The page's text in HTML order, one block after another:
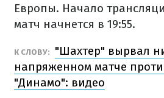
Европы. Начало
матч начнется в 19:55.
К СЛОВУ:
"Шахтер" вырвал
напряженном матче
"Динамо": видео